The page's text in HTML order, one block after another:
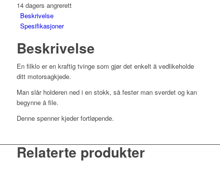
14 dagers angrerett
Beskrivelse
Spesifikasjoner
Beskrivelse
En filklo er en kraftig tvinge som gjør det enkelt å vedlikeholde
ditt motorsagkjede.
Man slår holderen ned i en stokk, så fester man sverdet og kan
begynne å file.
Denne spenner kjeder fortløpende.
Relaterte produkter